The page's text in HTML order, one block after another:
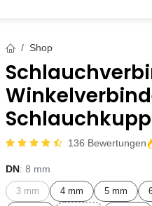
Shop
136 Bewertungen
DN: 8 mm
3 mm 4 mm 5 mm